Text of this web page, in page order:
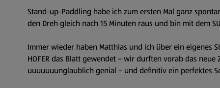
Stand-up-Paddling habe ich zum ersten Mal ganz
den Dreh gleich nach 15 Minuten raus und bin mit dem
Immer wieder haben Matthias und ich über ein eigenes
HOFER das Blatt gewendet – wir durften vorab das
uuuuuuunglaublich genial – und definitiv ein perfektes